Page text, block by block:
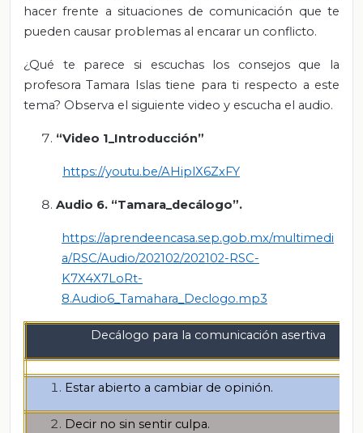
hacer frente a situaciones de comunicación que te
pueden causar problemas al encarar un conflicto.
¿Qué te parece si escuchas los consejos que la
profesora Tamara Islas tiene para ti respecto a este
tema? Observa el siguiente video y escucha el audio.
“Video 1_Introducción”
https://youtu.be/AHiplX6ZxFY
Audio 6. “Tamara_decálogo”.
https://aprendeencasa.sep.gob.mx/multimedi
a/RSC/Audio/202102/202102-RSC-
K7X4X7LoRt-
8.Audio6_Tamahara_Declogo.mp3
Decálogo para la comunicación asertiva
Estar abierto a cambiar de opinión.
Decir no sin sentir culpa.